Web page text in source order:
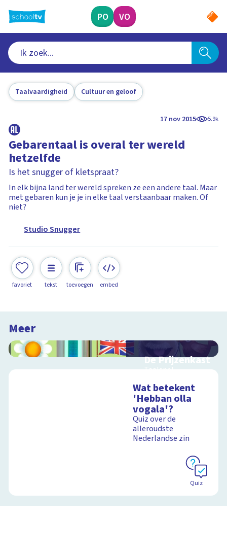
naar
hoofdinhoud
PO VO
Taalvaardigheid Cultuur en geloof
17 nov 2015 5.9k
Gebarentaal is overal ter wereld
hetzelfde
Is het snugger of kletspraat?
In elk bijna land ter wereld spreken ze een andere taal. Maar
met gebaren kun je je in elke taal verstaanbaar maken. Of
niet?
Studio Snugger
favoriet tekst toevoegen embed
Meer
De Prijzenkast
Taalspel
Wat betekent
'Hebban olla
vogala'?
Quiz over de
alleroudste
Nederlandse zin
Quiz